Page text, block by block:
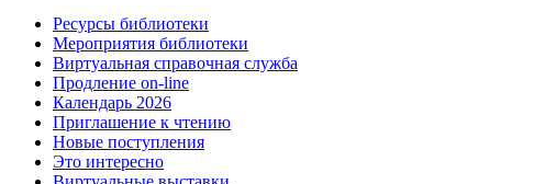
Ресурсы библиотеки
Мероприятия библиотеки
Виртуальная справочная служба
Продление on-line
Календарь 2026
Приглашение к чтению
Новые поступления
Это интересно